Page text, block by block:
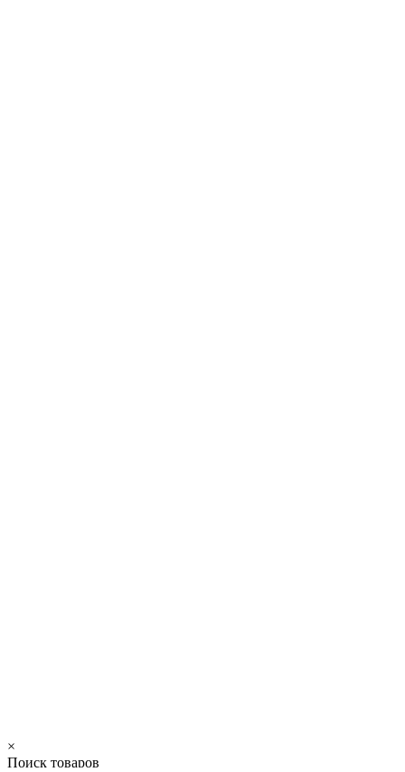
×
Поиск товаров